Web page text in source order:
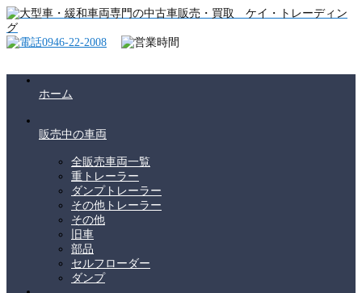
ホーム
販売中の車両
全販売車両一覧
重トレーラー
ダンプトレーラー
その他トレーラー
その他
旧車
部品
セルフローダー
ダンプ